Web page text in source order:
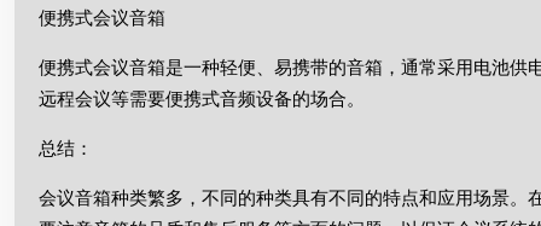
便携式会议音箱
便携式会议音箱是一种轻便、易携带的音箱，通常采用电池
远程会议等需要便携式音频设备的场合。
总结：
会议音箱种类繁多，不同的种类具有不同的特点和应用场景